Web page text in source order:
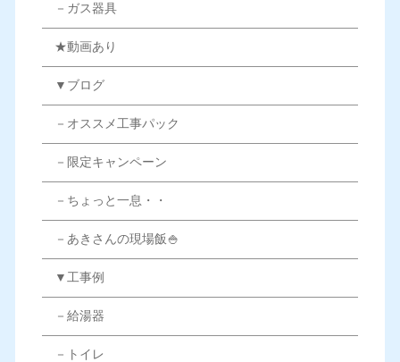
－ガス器具
★動画あり
▼ブログ
－オススメ工事パック
－限定キャンペーン
－ちょっと一息・・
－あきさんの現場飯🍚
▼工事例
－給湯器
－トイレ